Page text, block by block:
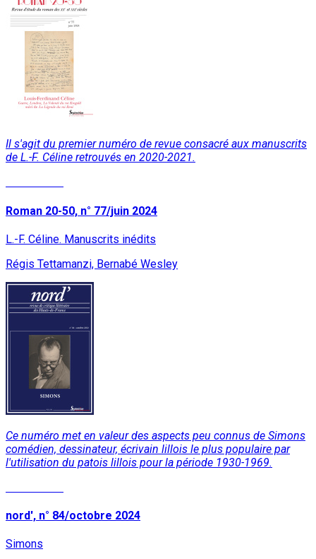
Il s'agit du premier numéro de revue consacré aux manuscrits
de L.-F. Céline retrouvés en 2020-2021.
Roman 20-50, n° 77/juin 2024
L.-F. Céline. Manuscrits inédits
Régis Tettamanzi, Bernabé Wesley
Ce numéro met en valeur des aspects peu connus de Simons
comédien, dessinateur, écrivain lillois le plus populaire par
l'utilisation du patois lillois pour la période 1930-1969.
nord', n° 84/octobre 2024
Simons